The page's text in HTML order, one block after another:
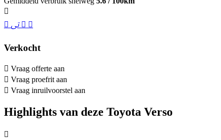
Verkocht
Vraag offerte aan
Vraag proefrit aan
Vraag inruilvoorstel aan
Highlights van deze Toyota Verso